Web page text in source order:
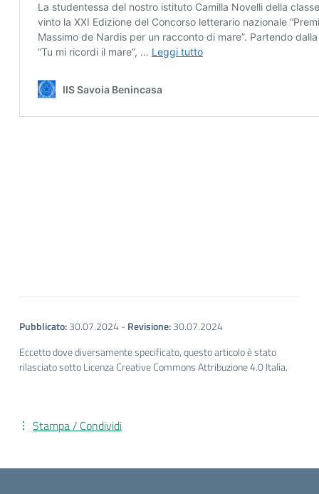
Pubblicato:30.07.2024-Revisione:30.07.2024
Eccetto dove diversamente specificato, questo articolo è stato
rilasciato sotto Licenza Creative Commons Attribuzione 4.0 Italia.
Stampa / Condividi